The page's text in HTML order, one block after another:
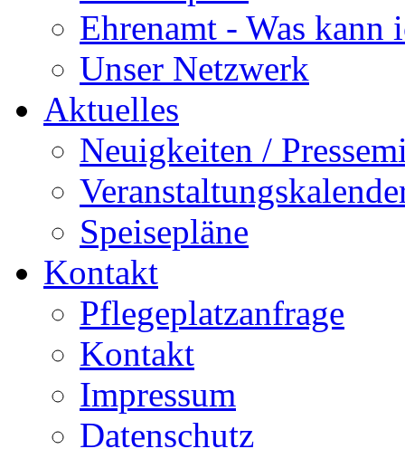
Ehrenamt - Was kann
Unser Netzwerk
Aktuelles
Neuigkeiten /
Speisepläne
Kontakt
Pflegeplatzanfrage
Kontakt
Impressum
Datenschutz